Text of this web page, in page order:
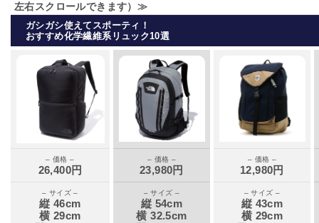
左右スクロールできます）≫
ガシガシ使えてスポーティ！
おすすめ化学繊維系リュック10選
– 価格 –
26,400円
– 価格 –
23,980円
– 価格 –
12,980円
– サイズ –
縦 46cm
横 29cm
– サイズ –
縦 54cm
横 32.5cm
– サイズ –
縦 43cm
横 29cm